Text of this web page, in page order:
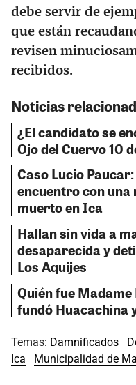
debe servir de
que están
revisen
recibidos.
Noticias
¿El candidato se
Ojo del Cuervo 10
Caso Lucio
encuentro con una
muerto en Ica
Hallan sin vida a
desaparecida y
Los Aquijes
Quién fue
fundó Huacachina
Temas: Damnificados
Ica
Municipalidad de